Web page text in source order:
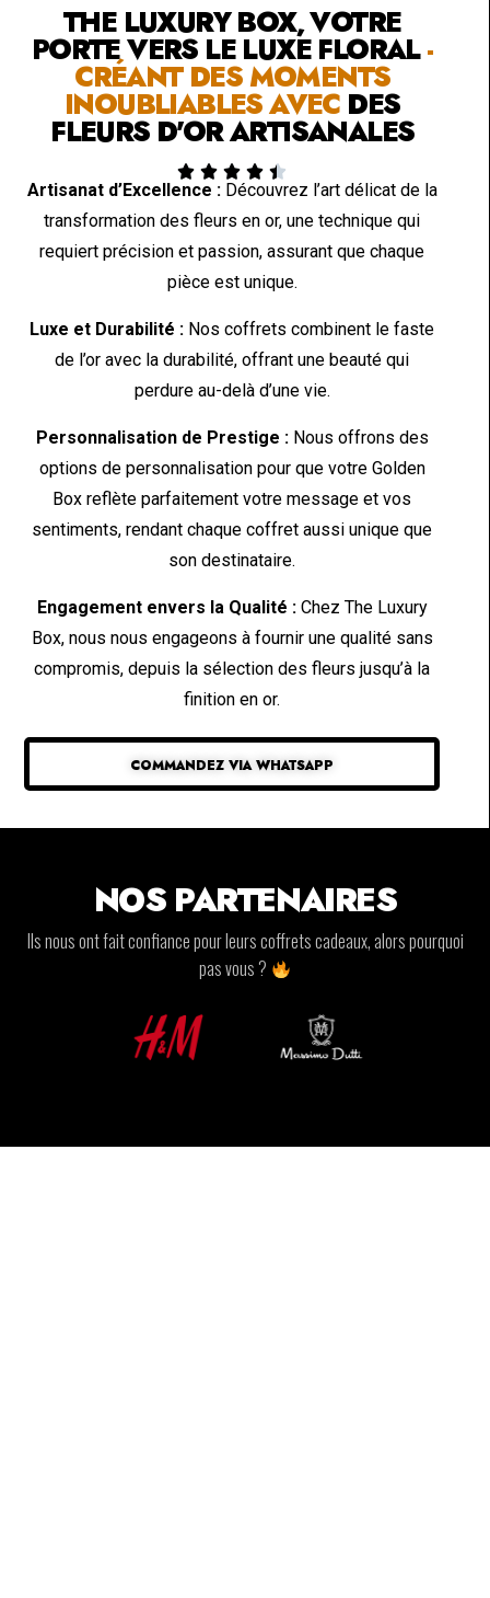
THE LUXURY BOX, VOTRE
PORTE VERS LE LUXE FLORAL-
CRÉANT DES MOMENTS
INOUBLIABLES AVEC DES
FLEURS D'OR ARTISANALES
    
Artisanat d’Excellence :Découvrez l’art délicat de la
transformation des fleurs en or, une technique qui
requiert précision et passion, assurant que chaque
pièce est unique.
Luxe et Durabilité : Nos coffrets combinent le faste
de l’or avec la durabilité, offrant une beauté qui
perdure au-delà d’une vie.
Personnalisation de Prestige :Nous offrons des
options de personnalisation pour que votre Golden
Box reflète parfaitement votre message et vos
sentiments, rendant chaque coffret aussi unique que
son destinataire.
Engagement envers la Qualité :Chez The Luxury
Box, nous nous engageons à fournir une qualité sans
compromis, depuis la sélection des fleurs jusqu’à la
finition en or.
COMMANDEZ VIA WHATSAPP
NOS PARTENAIRES
Ils nous ont fait confiance pour leurs coffrets cadeaux, alors pourquoi
pas vous ?